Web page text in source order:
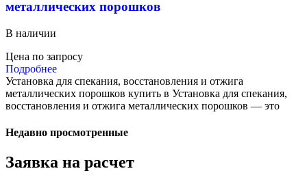
металлических порошков
В наличии
Цена по запросу
Подробнее
Установка для спекания, восстановления и отжига
металлических порошков купить в Установка для спекания,
восстановления и отжига металлических порошков — это
Недавно просмотренные
Заявка на расчет